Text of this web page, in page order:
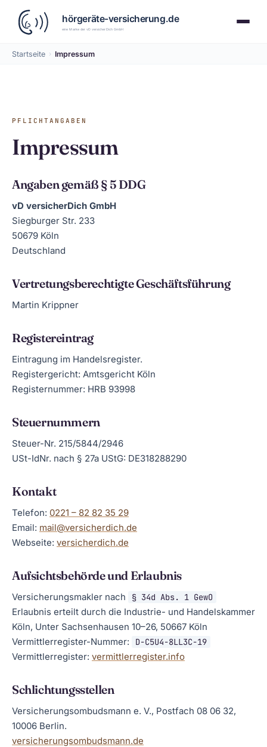
Startseite › Impressum
PFLICHTANGABEN
Impressum
Angaben gemäß § 5 DDG
vD versicherDich GmbH
Siegburger Str. 233
50679 Köln
Deutschland
Vertretungsberechtigte Geschäftsführung
Martin Krippner
Registereintrag
Eintragung im Handelsregister.
Registergericht: Amtsgericht Köln
Registernummer: HRB 93998
Steuernummern
Steuer-Nr. 215/5844/2946
USt-IdNr. nach § 27a UStG: DE318288290
Kontakt
Telefon: 0221 – 82 82 35 29
Email: mail@versicherdich.de
Webseite: versicherdich.de
Aufsichtsbehörde und Erlaubnis
Versicherungsmakler nach § 34d Abs. 1 GewO
Erlaubnis erteilt durch die Industrie- und Handelskammer
Köln, Unter Sachsenhausen 10–26, 50667 Köln
Vermittlerregister-Nummer:
D-C5U4-8LL3C-19
Vermittlerregister: vermittlerregister.info
Schlichtungsstellen
Versicherungsombudsmann e. V., Postfach 08 06 32,
10006 Berlin.
versicherungsombudsmann.de